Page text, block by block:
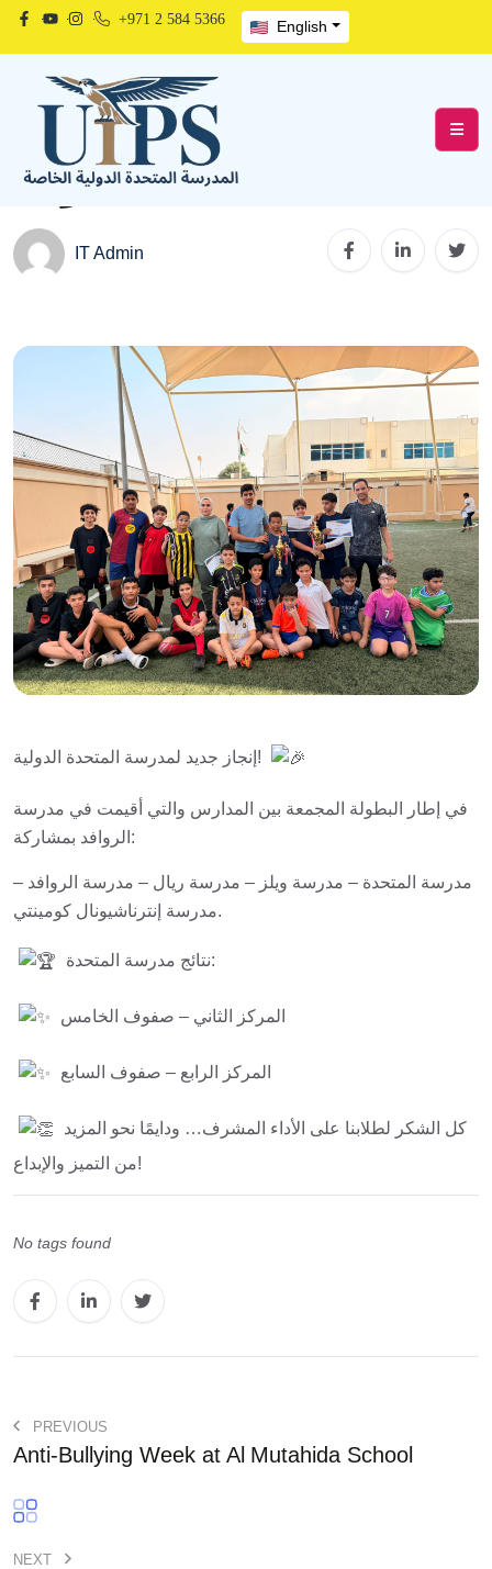
+971 2 584 5366 English
إنجاز جديد لمدرسة
المتحدة الدولية
IT Admin
إنجاز جديد لمدرسة المتحدة الدولية!
في إطار البطولة المجمعة بين المدارس والتي أقيمت في مدرسة
الروافد بمشاركة:
مدرسة المتحدة – مدرسة ويلز – مدرسة ريال – مدرسة الروافد –
مدرسة إنترناشيونال كومينتي.
نتائج مدرسة المتحدة:
المركز الثاني – صفوف الخامس
المركز الرابع – صفوف السابع
من التميز والإبداع!
No tags found
PREVIOUS
Anti-Bullying Week at Al Mutahida School
NEXT